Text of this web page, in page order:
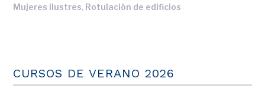
Mujeres ilustres, Rotulación de edificios
CURSOS DE VERANO 2026